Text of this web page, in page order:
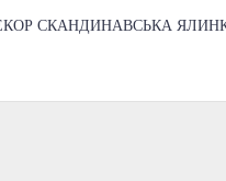
СКАНДИНАВСЬКА